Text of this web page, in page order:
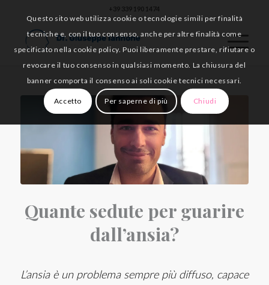
+39 339 190 1474
Quante sedute per guarire
dall’ansia?
L’ansia è un problema sempre più diffuso, capace
Questo sito web utilizza cookie o tecnologie simili per finalità
tecniche e, con il tuo consenso, anche per altre finalità come
specificato nella cookie policy. Puoi liberamente prestare, rifiutare o
revocare il tuo consenso in qualsiasi momento. La chiusura del
banner comporta il consenso ai soli cookie tecnici necessari.
Accetto Per saperne di più Chiudi